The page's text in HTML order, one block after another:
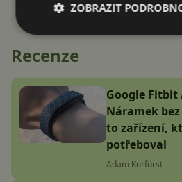
Recenze
Google Fitbit
Náramek
to zařízení,
potřeboval
Adam Kurfürst
ZOBRAZIT